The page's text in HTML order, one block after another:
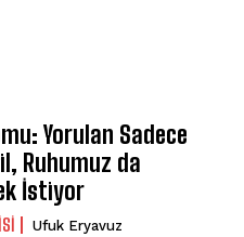
Yorulan Sadece
Ruhumuz da
İstiyor
Ufuk Eryavuz